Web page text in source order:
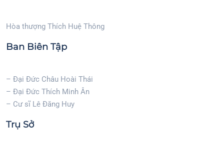
Hòa thượng Thích Huệ Thông
Ban Biên Tập
– Đại Đức Châu Hoài Thái
– Đại Đức Thích Minh Ân
– Cư sĩ Lê Đăng Huy
Trụ Sở